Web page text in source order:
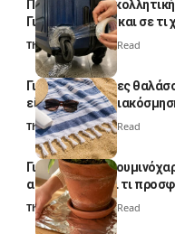
Πολλοί βάζουν
Γιατί το κάνουν και σε τι
Thali Ombre 4 Min Read
Γιατί οι πετσέτες
είναι μόνο για
Thali Ombre5 Min Read
Γιατί βάζουν
απλό κόλπο και τι
Thali Ombre4 Min Read